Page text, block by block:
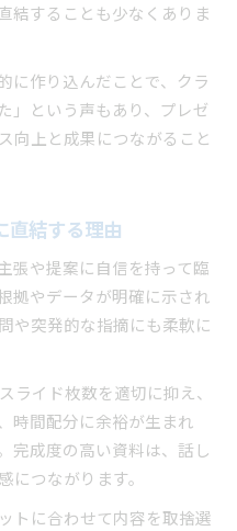
結することも少なくありま
に作り込んだことで、クラ
」という声もあり、プレゼ
向上と成果につながること
直結する理由
張や提案に自信を持って臨
拠やデータが明確に示され
や突発的な指摘にも柔軟に
ライド枚数を適切に抑え、
時間配分に余裕が生まれ
完成度の高い資料は、話し
につながります。
トに合わせて内容を取捨選